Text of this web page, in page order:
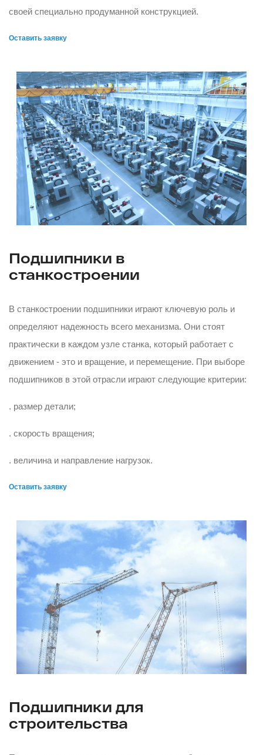
своей специально продуманной конструкцией.
Оставить заявку
Подшипники в
станкостроении
В станкостроении подшипники играют ключевую роль и
определяют надежность всего механизма. Они стоят
практически в каждом узле станка, который работает с
движением - это и вращение, и перемещение. При выборе
подшипников в этой отрасли играют следующие критерии:
. размер детали;
. скорость вращения;
. величина и направление нагрузок.
Оставить заявку
Подшипники для
строительства